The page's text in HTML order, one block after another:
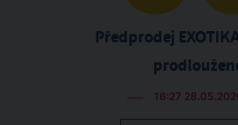
Předprodej
16:27